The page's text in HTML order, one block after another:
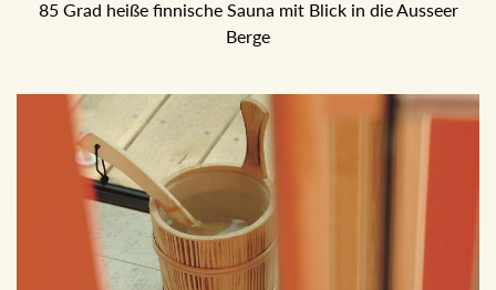
85 Grad heiße finnische Sauna mit Blick in die Ausseer
Berge